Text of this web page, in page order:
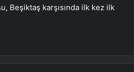
Beşiktaş karşısında ilk kez ilk